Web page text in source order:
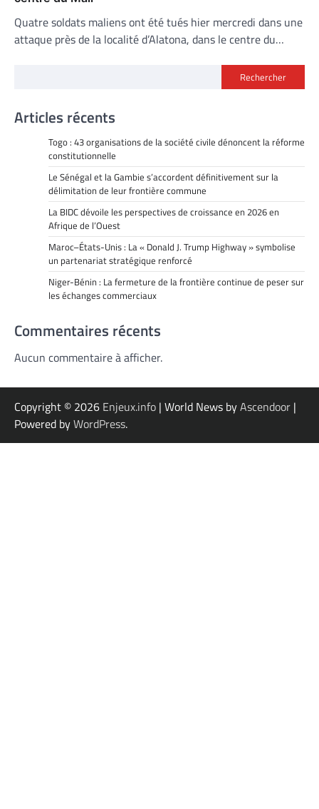
Quatre soldats maliens ont été tués hier mercredi dans une
attaque près de la localité d’Alatona, dans le centre du…
Rechercher
Articles récents
Togo : 43 organisations de la société civile dénoncent la réforme
constitutionnelle
Le Sénégal et la Gambie s’accordent définitivement sur la
délimitation de leur frontière commune
La BIDC dévoile les perspectives de croissance en 2026 en
Afrique de l’Ouest
Maroc–États-Unis : La « Donald J. Trump Highway » symbolise
un partenariat stratégique renforcé
Niger-Bénin : La fermeture de la frontière continue de peser sur
les échanges commerciaux
Commentaires récents
Aucun commentaire à afficher.
Copyright © 2026 Enjeux.info | World News byAscendoor |
Powered byWordPress.